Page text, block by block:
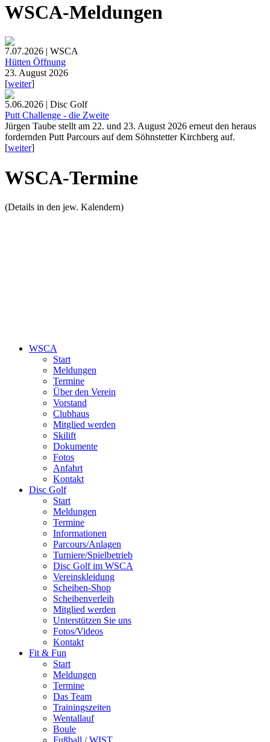
WSCA-Meldungen
7.07.2026 | WSCA
Hütten Öffnung
23. August 2026
[weiter]
5.06.2026 | Disc Golf
Putt Challenge - die Zweite
Jürgen Taube stellt am 22. und 23. August 2026 erneut den heraus
fordernden Putt Parcours auf dem Söhnstetter Kirchberg auf.
[weiter]
WSCA-Termine
(Details in den jew. Kalendern)
WSCA
Start
Meldungen
Termine
Über den Verein
Vorstand
Clubhaus
Mitglied werden
Skilift
Dokumente
Fotos
Anfahrt
Kontakt
Disc Golf
Start
Meldungen
Termine
Informationen
Parcours/Anlagen
Turniere/Spielbetrieb
Disc Golf im WSCA
Vereinskleidung
Scheiben-Shop
Scheibenverleih
Mitglied werden
Unterstützen Sie uns
Fotos/Videos
Kontakt
Fit & Fun
Start
Meldungen
Termine
Das Team
Trainingszeiten
Wentallauf
Boule